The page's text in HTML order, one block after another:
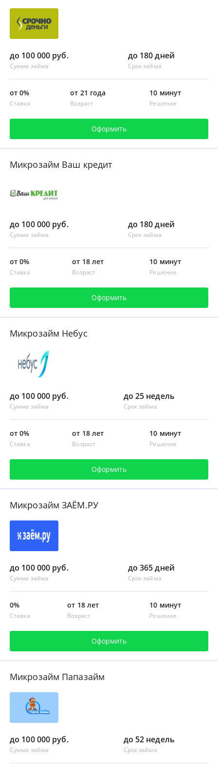
до 100 000 руб.
Сумма займа
до 180 дней
Срок займа
от 0%
Ставка
от 21 года
Возраст
10 минут
Решение
Оформить
Микрозайм Ваш кредит
до 100 000 руб.
Сумма займа
до 180 дней
Срок займа
от 0%
Ставка
от 18 лет
Возраст
10 минут
Решение
Оформить
Микрозайм Небус
до 100 000 руб.
Сумма займа
до 25 недель
Срок займа
от 0%
Ставка
от 18 лет
Возраст
10 минут
Решение
Оформить
Микрозайм ЗАЁМ.РУ
до 100 000 руб.
Сумма займа
до 365 дней
Срок займа
0%
Ставка
от 18 лет
Возраст
10 минут
Решение
Оформить
Микрозайм Папазайм
до 100 000 руб.
Сумма займа
до 52 недель
Срок займа